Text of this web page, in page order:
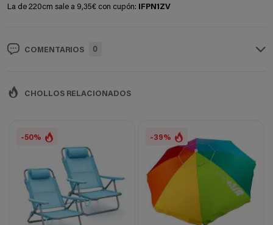
La de 220cm sale a 9,35€ con cupón:
IFPN1ZV
COMENTARIOS 0
CHOLLOS RELACIONADOS
-50% -39%